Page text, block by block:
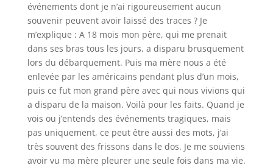
événements dont je n’ai rigoureusement aucun
souvenir peuvent avoir laissé des traces ? Je
m’explique : A 18 mois mon père, qui me prenait
dans ses bras tous les jours, a disparu brusquement
lors du débarquement. Puis ma mère nous a été
enlevée par les américains pendant plus d’un mois,
puis ce fut mon grand père avec qui nous vivions qui
a disparu de la maison. Voilà pour les faits. Quand je
vois ou j’entends des événements tragiques, mais
pas uniquement, ce peut être aussi des mots, j’ai
très souvent des frissons dans le dos. Je me souviens
avoir vu ma mère pleurer une seule fois dans ma vie.